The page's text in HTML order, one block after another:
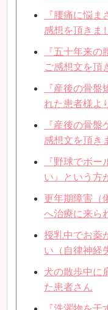
『腰痛に悩
感想を頂きま
『五十年来
ご感想文を頂
『産後の骨
れた患者様よ
『産後の骨
感想文を頂き
『野球でボ
い』という方
更年期障害（
へ治療に来ら
授乳中でお薬
い（自律神経
犬の散歩中に
た患者さん